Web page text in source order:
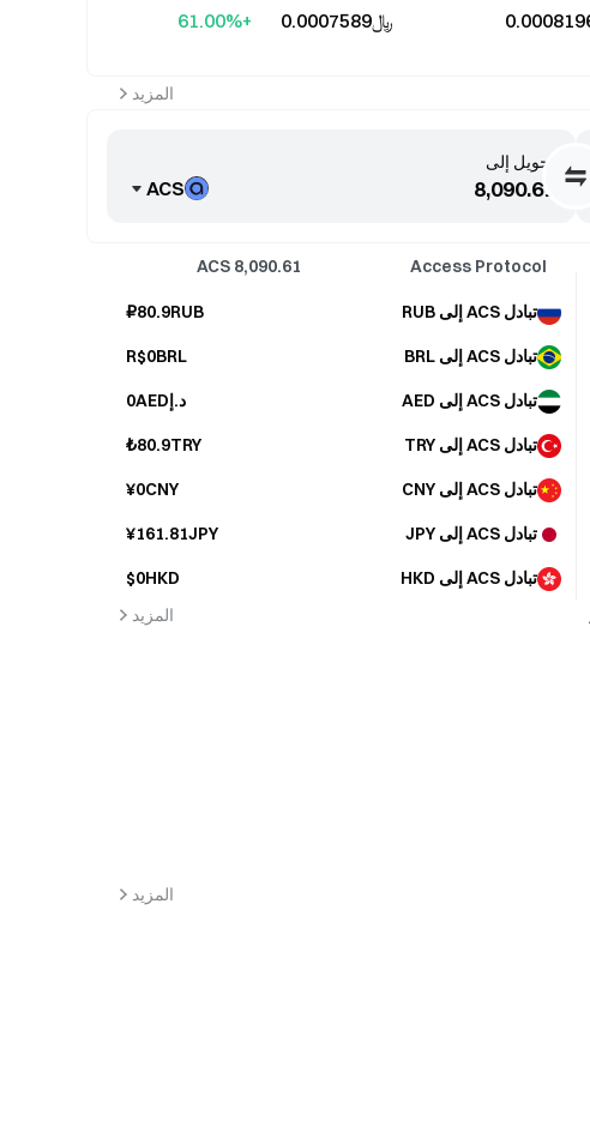
﷼‎0.0007589 +61.00%
المزيد
تحويل إلى
ACS
Access Protocol
8,090.61
ACS
تبادل ACS إلى RUB ₽80.9RUB
تبادل ACS إلى BRL R$0BRL
تبادل ACS إلى AED د.إ0AED
تبادل ACS إلى TRY ₺80.9TRY
تبادل ACS إلى CNY ¥0CNY
تبادل ACS إلى JPY ¥161.81JPY
تبادل ACS إلى HKD $0HKD
المزيد
المزيد